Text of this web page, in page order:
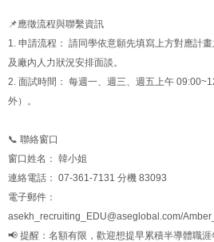
📌應徵流程與聯繫資訊
1. 申請流程： 請同學依意願先填寫上方對應計
及廠內人力狀況安排面談。
2. 面試時間： 每週一、週三、週五上午
外）。
📞 聯絡窗口
窗口姓名： 韓小姐
連絡電話： 07-361-7131 分機 83093
電子郵件：
asekh_recruiting_EDU@aseglobal.com/
📢 提醒：名額有限，歡迎想提早累積半導體職涯